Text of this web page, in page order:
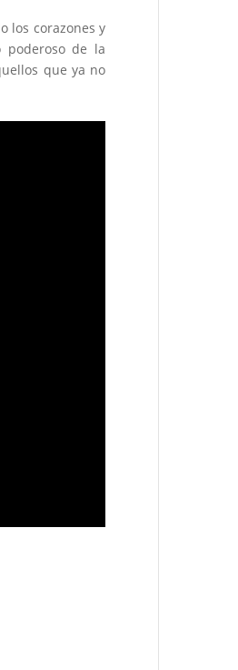
los corazones y
poderoso de la
que ya no